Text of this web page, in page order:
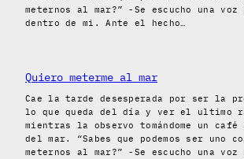
meternos al mar?” -Se escucho una
dentro de mi. Ante el hecho…
Quiero meterme al mar
Cae la tarde desesperada por ser la
lo que queda del día y ver el ultimo
mientras la observo tomándome un
del mar. “Sabes que podemos ser uno
meternos al mar?” -Se escucho una